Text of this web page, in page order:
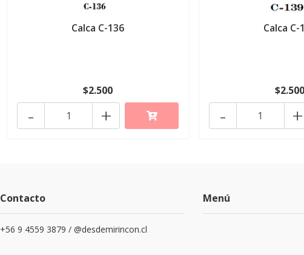
Calca C-136
$2.500
+
-
Calca C-
$2.500
+
-
Contacto
+56 9 4559 3879 / @desdemirincon.cl
Menú